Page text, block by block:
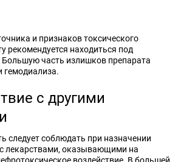
и признаков токсического
рекомендуется находиться под
часть излишков препарата
с другими
следует соблюдать при назначении
лекарствами, оказывающими на